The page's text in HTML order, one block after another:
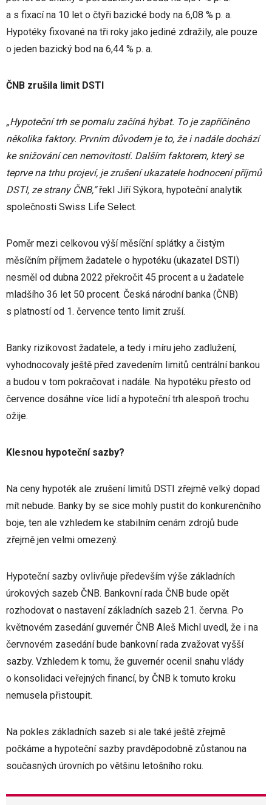
a s fixací na 10 let o čtyři bazické body na 6,08 % p. a.
Hypotéky fixované na tři roky jako jediné zdražily, ale pouze
o jeden bazický bod na 6,44 % p. a.
ČNB zrušila limit DSTI
„Hypoteční trh se pomalu začíná hýbat. To je zapříčiněno
několika faktory. Prvním důvodem je to, že i nadále dochází
ke snižování cen nemovitostí. Dalším faktorem, který se
teprve na trhu projeví, je zrušení ukazatele hodnocení příjmů
DSTI, ze strany ČNB,“řekl Jiří Sýkora, hypoteční analytik
společnosti Swiss Life Select.
Poměr mezi celkovou výší měsíční splátky a čistým
měsíčním příjmem žadatele o hypotéku (ukazatel DSTI)
nesměl od dubna 2022 překročit 45 procent a u žadatele
mladšího 36 let 50 procent. Česká národní banka (ČNB)
s platností od 1. července tento limit zruší.
Banky rizikovost žadatele, a tedy i míru jeho zadlužení,
vyhodnocovaly ještě před zavedením limitů centrální bankou
a budou v tom pokračovat i nadále. Na hypotéku přesto od
července dosáhne více lidí a hypoteční trh alespoň trochu
ožije.
Klesnou hypoteční sazby?
Na ceny hypoték ale zrušení limitů DSTI zřejmě velký dopad
mít nebude. Banky by se sice mohly pustit do konkurenčního
boje, ten ale vzhledem ke stabilním cenám zdrojů bude
zřejmě jen velmi omezený.
Hypoteční sazby ovlivňuje především výše základních
úrokových sazeb ČNB. Bankovní rada ČNB bude opět
rozhodovat o nastavení základních sazeb 21. června. Po
květnovém zasedání guvernér ČNB Aleš Michl uvedl, že i na
červnovém zasedání bude bankovní rada zvažovat vyšší
sazby. Vzhledem k tomu, že guvernér ocenil snahu vlády
o konsolidaci veřejných financí, by ČNB k tomuto kroku
nemusela přistoupit.
Na pokles základních sazeb si ale také ještě zřejmě
počkáme a hypoteční sazby pravděpodobně zůstanou na
současných úrovních po většinu letošního roku.